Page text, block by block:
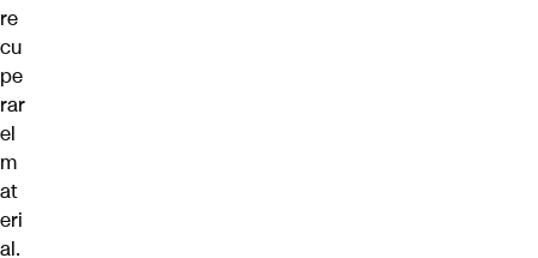
re
cu
pe
rar
el
m
at
eri
al.